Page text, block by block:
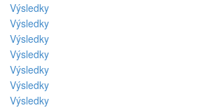
Výsledky
Výsledky
Výsledky
Výsledky
Výsledky
Výsledky
Výsledky